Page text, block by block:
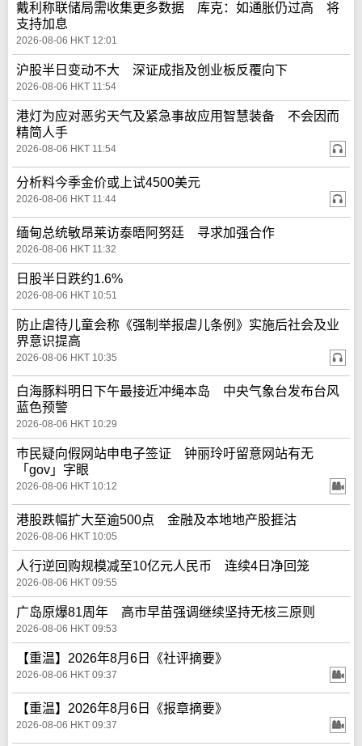
戴利称联储局需收集更多数据 库克：如通胀仍过高 将
支持加息
2026-08-06 HKT 12:01
沪股半日变动不大 深证成指及创业板反覆向下
2026-08-06 HKT 11:54
港灯为应对恶劣天气及紧急事故应用智慧装备 不会因而
精简人手
2026-08-06 HKT 11:54
分析料今季金价或上试4500美元
2026-08-06 HKT 11:44
缅甸总统敏昂莱访泰晤阿努廷 寻求加强合作
2026-08-06 HKT 11:32
日股半日跌约1.6%
2026-08-06 HKT 10:51
防止虐待儿童会称《强制举报虐儿条例》实施后社会及业
界意识提高
2026-08-06 HKT 10:35
白海豚料明日下午最接近冲绳本岛 中央气象台发布台风
蓝色预警
2026-08-06 HKT 10:29
巿民疑向假网站申电子签证 钟丽玲吁留意网站有无
「gov」字眼
2026-08-06 HKT 10:12
港股跌幅扩大至逾500点 金融及本地地产股捱沽
2026-08-06 HKT 10:05
人行逆回购规模减至10亿元人民币 连续4日净回笼
2026-08-06 HKT 09:55
广岛原爆81周年 高市早苗强调继续坚持无核三原则
2026-08-06 HKT 09:53
【重温】2026年8月6日《社评摘要》
2026-08-06 HKT 09:37
【重温】2026年8月6日《报章摘要》
2026-08-06 HKT 09:37